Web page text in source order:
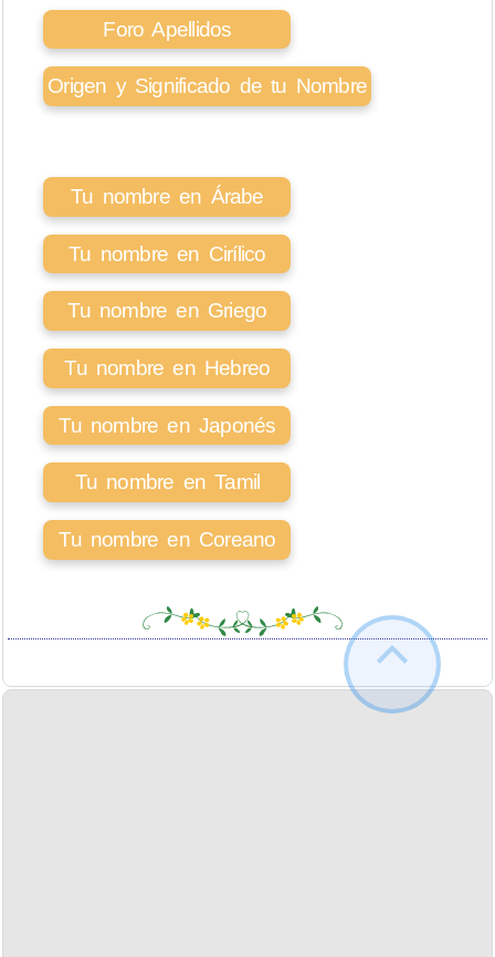
Foro Apellidos
Origen y Significado de tu Nombre
Tu nombre en Árabe
Tu nombre en Cirílico
Tu nombre en Griego
Tu nombre en Hebreo
Tu nombre en Japonés
Tu nombre en Tamil
Tu nombre en Coreano